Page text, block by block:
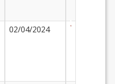
02/04/2024